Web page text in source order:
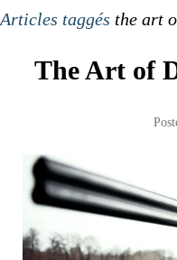
Articles taggés the art
The Art of